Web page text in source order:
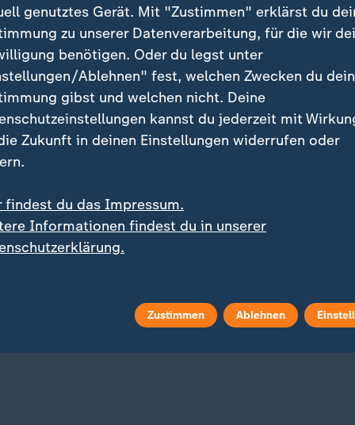
Mega-Transfer perfekt:
Ablöse:
Zahlreiche Verletzte
genutztes Gerät. Mit "Zustimmen" erklärst du
zu unserer Datenverarbeitung, für die wir
benötigen. Oder du legst unter
Ablehnen" fest, welchen Zwecken du
gibst und welchen nicht. Deine
kannst du jederzeit mit
Zukunft in deinen Einstellungen widerrufen oder
findest du das Impressum.
Informationen findest du in unserer
Zustimmen Ablehnen